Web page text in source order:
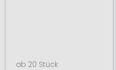
ab 20 Stück